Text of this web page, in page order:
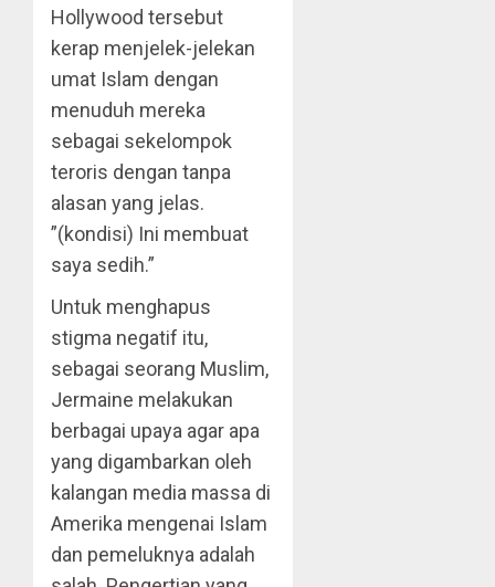
Hollywood tersebut
kerap menjelek-jelekan
umat Islam dengan
menuduh mereka
sebagai sekelompok
teroris dengan tanpa
alasan yang jelas.
”(kondisi) Ini membuat
saya sedih.”
Untuk menghapus
stigma negatif itu,
sebagai seorang Muslim,
Jermaine melakukan
berbagai upaya agar apa
yang digambarkan oleh
kalangan media massa di
Amerika mengenai Islam
dan pemeluknya adalah